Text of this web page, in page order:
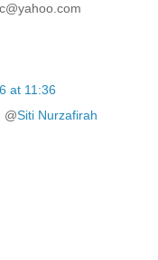
at 11:36
@Siti Nurzafirah